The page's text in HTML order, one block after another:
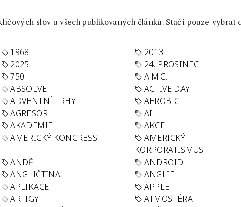
slov u všech publikovaných článků. Stačí pouze
1968 2013
2025 24. PROSINEC
750 A.M.C.
ABSOLVET ACTIVE DAY
ADVENTNÍ TRHY AEROBIC
AGRESOR AI
AKADEMIE AKCE
AMERICKÝ KONGRESS
AMERICKÝ
KORPORATISMUS
ANDĚL ANDROID
ANGLIČTINA ANGLIE
APLIKACE APPLE
ARTIGY ATMOSFÉRA